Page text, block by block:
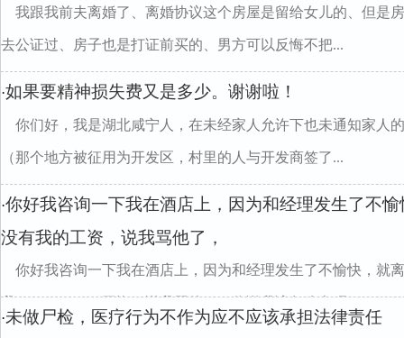
我跟我前夫离婚了、离婚协议这个房屋是留给女儿的、但是
去公证过、房子也是打证前买的、男方可以反悔不把...
·如果要精神损失费又是多少。谢谢啦！
你们好，我是湖北咸宁人，在未经家人允许下也未通知家人
（那个地方被征用为开发区，村里的人与开发商签了...
·你好我咨询一下我在酒店上，因为和经理发生了不
没有我的工资，说我骂他了，
你好我咨询一下我在酒店上，因为和经理发生了不愉快，就
我"38608241l"""工资，说我骂他了，你说我该怎么办呀
·未做尸检，医疗行为不作为应不应该承担法律责任